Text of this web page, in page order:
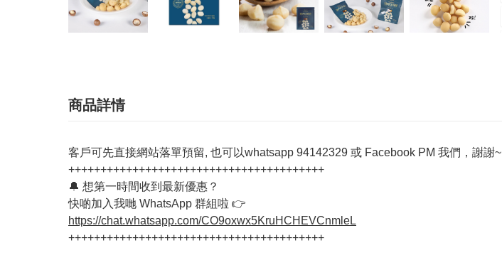
商品詳情
客戶可先直接網站落單預留, 也可以whatsapp 94142329 或 Facebook PM 我們，謝謝~
++++++++++++++++++++++++++++++++++++++++
🔔 想第一時間收到最新優惠？
快啲加入我哋 WhatsApp 群組啦 👉
https://chat.whatsapp.com/CO9oxwx5KruHCHEVCnmleL
++++++++++++++++++++++++++++++++++++++++